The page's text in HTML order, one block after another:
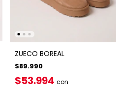
ZUECO BOREAL
$89.990
$53.994 con